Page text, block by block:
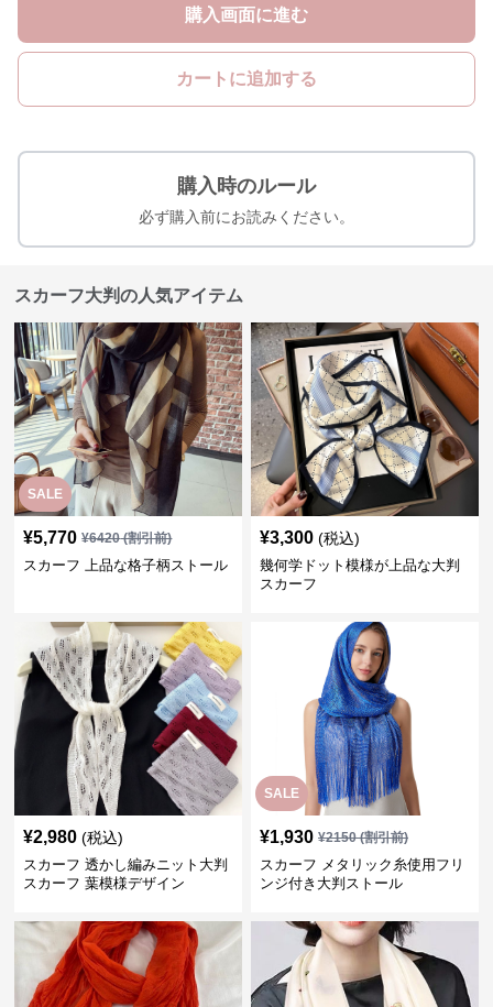
購入画面に進む
カートに追加する
購入時のルール
必ず購入前にお読みください。
スカーフ大判の人気アイテム
SALE
¥5,770 ¥6420(割引前)
スカーフ 上品な格子柄ストール
¥3,300 (税込)
幾何学ドット模様が上品な大判
スカーフ
¥2,980 (税込)
スカーフ 透かし編みニット大判
スカーフ 葉模様デザイン
SALE
¥1,930 ¥2150(割引前)
スカーフ メタリック糸使用フリ
ンジ付き大判ストール